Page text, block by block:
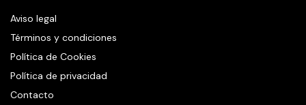
Aviso legal
Términos y condiciones
Política de Cookies
Política de privacidad
Contacto